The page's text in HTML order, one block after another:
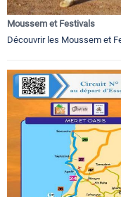
Moussem et Festivals
Découvrir les Moussem et